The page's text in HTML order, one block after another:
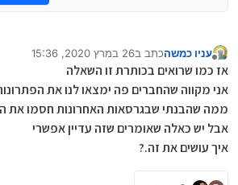
מנותק
עניו כמשהכתב ב26 במרץ 2020, 15:36
נערך לאחרונה על ידי עניו כמשה
אז כמו שרואים בכותרת זו השאלה
אני מקווה שהחברים פה ימצאו לנו את
ממה שהבנתי שבגרסאות האחרונות חסמו את
אבל יש כאלה שאומרים שזה עדיין אפשרי
איך עושים את זה.?